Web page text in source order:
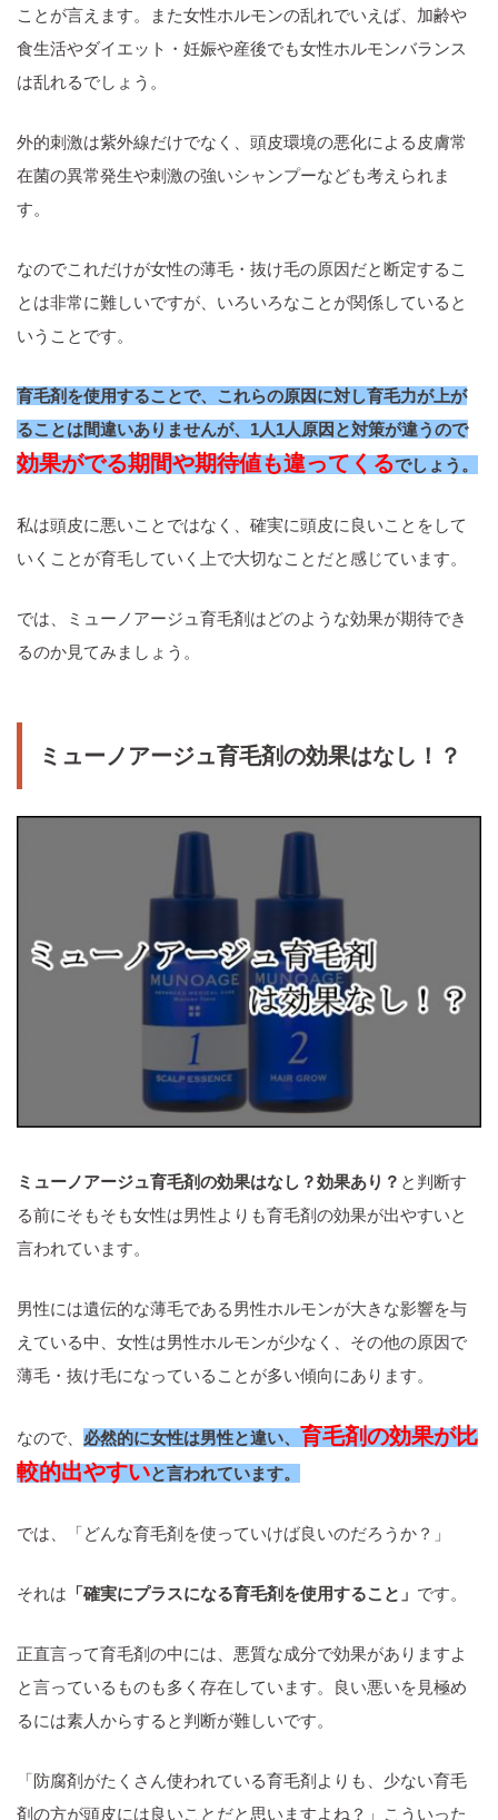
ことが言えます。また女性ホルモンの乱れでいえば、加齢や
食生活やダイエット・妊娠や産後でも女性ホルモンバランス
は乱れるでしょう。
外的刺激は紫外線だけでなく、頭皮環境の悪化による皮膚常
在菌の異常発生や刺激の強いシャンプーなども考えられま
す。
なのでこれだけが女性の薄毛・抜け毛の原因だと断定するこ
とは非常に難しいですが、いろいろなことが関係していると
いうことです。
育毛剤を使用することで、これらの原因に対し育毛力が上が
ることは間違いありませんが、1人1人原因と対策が違うので
効果がでる期間や期待値も違ってくるでしょう。
私は頭皮に悪いことではなく、確実に頭皮に良いことをして
いくことが育毛していく上で大切なことだと感じています。
では、ミューノアージュ育毛剤はどのような効果が期待でき
るのか見てみましょう。
ミューノアージュ育毛剤の効果はなし！？
ミューノアージュ育毛剤の効果はなし？効果あり？ と判断す
る前にそもそも女性は男性よりも育毛剤の効果が出やすいと
言われています。
男性には遺伝的な薄毛である男性ホルモンが大きな影響を与
えている中、女性は男性ホルモンが少なく、その他の原因で
薄毛・抜け毛になっていることが多い傾向にあります。
なので、 必然的に女性は男性と違い、 育毛剤の効果が比
較的出やすいと言われています。
では、「どんな育毛剤を使っていけば良いのだろうか？」
それは 「確実にプラスになる育毛剤を使用すること」 です。
正直言って育毛剤の中には、悪質な成分で効果がありますよ
と言っているものも多く存在しています。良い悪いを見極め
るには素人からすると判断が難しいです。
「防腐剤がたくさん使われている育毛剤よりも、少ない育毛
剤の方が頭皮には良いことだと思いますよね？」こういった